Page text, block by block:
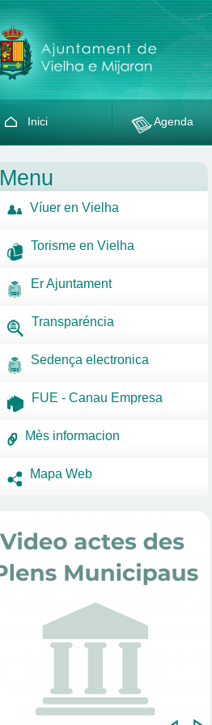
Inici Agenda
Menu
Víuer en Vielha
Torisme en Vielha
Er Ajuntament
Transparéncia
Sedença electronica
FUE - Canau Empresa
Mès informacion
Mapa Web